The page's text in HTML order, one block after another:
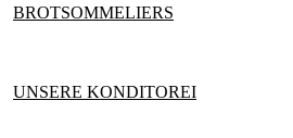
BROTSOMMELIERS
UNSERE KONDITOREI